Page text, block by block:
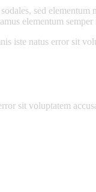
sed
elementum
iste natus error sit
sit voluptatem